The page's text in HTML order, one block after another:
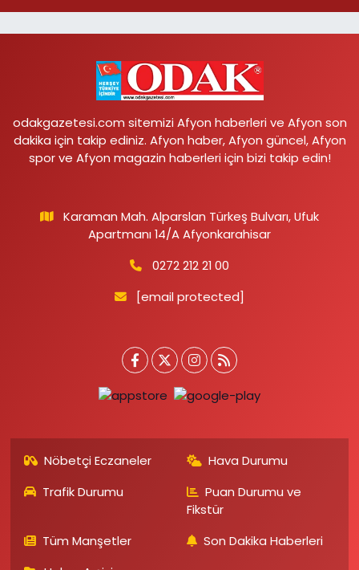
odakgazetesi.com sitemizi Afyon haberleri ve Afyon son
dakika için takip ediniz. Afyon haber, Afyon güncel, Afyon
spor ve Afyon magazin haberleri için bizi takip edin!
Karaman Mah. Alparslan Türkeş Bulvarı, Ufuk
Apartmanı 14/A Afyonkarahisar
0272 212 21 00
[email protected]
Nöbetçi Eczaneler
Hava Durumu
Trafik Durumu
Puan Durumu ve
Fikstür
Tüm Manşetler
Son Dakika Haberleri